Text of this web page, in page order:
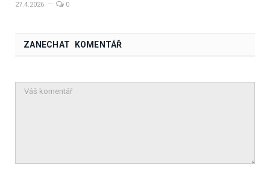
27.4.2026 0
ZANECHAT KOMENTÁŘ